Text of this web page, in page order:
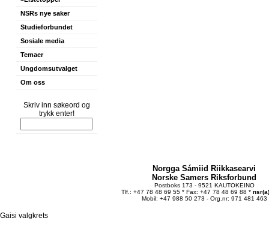
NSRs nye saker
Studieforbundet
Sosiale media
Temaer
Ungdomsutvalget
Om oss
Skriv inn søkeord og
trykk enter!
Norgga Sámiid Riikkasearvi
Norske Samers Riksforbund
Postboks 173 - 9521 KAUTOKEINO
Tlf.: +47 78 48 69 55 * Fax: +47 78 48 69 88 *
Mobil: +47 988 50 273 - Org.nr: 971 481 463
Gaisi valgkrets